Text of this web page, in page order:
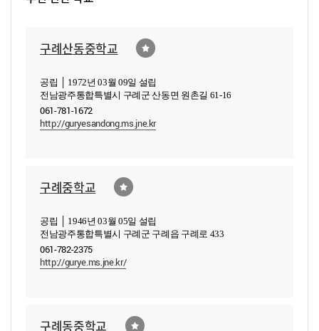
구례산동중학교
공립 │ 1972년 03월 09일 설립
전남광주통합특별시 구례군 산동면 원촌길 61-16
061-781-1672
http://guryesandong.ms.jne.kr
구례중학교
공립 │ 1946년 03월 05일 설립
전남광주통합특별시 구례군 구례읍 구례로 433
061-782-2375
http://gurye.ms.jne.kr/
구례동중학교